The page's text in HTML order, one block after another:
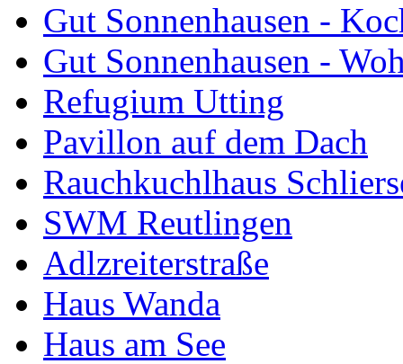
Gut Sonnenhausen -
Gut Sonnenhausen -
Refugium Utting
Pavillon auf dem Dach
Rauchkuchlhaus
SWM Reutlingen
Adlzreiterstraße
Haus Wanda
Haus am See